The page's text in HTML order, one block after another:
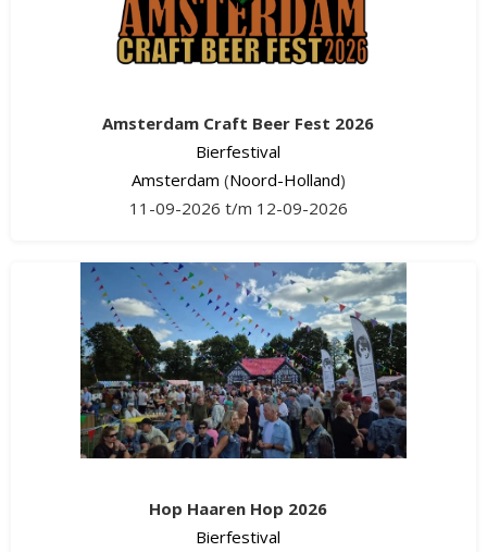
Amsterdam Craft Beer Fest 2026
Bierfestival
Amsterdam (Noord-Holland)
11-09-2026 t/m 12-09-2026
Hop Haaren Hop 2026
Bierfestival